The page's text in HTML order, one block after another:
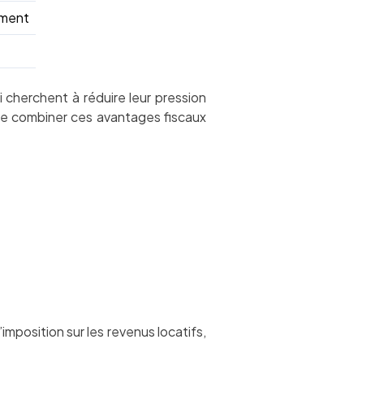
à réduire leur pression
combiner ces avantages fiscaux
sur les revenus locatifs,